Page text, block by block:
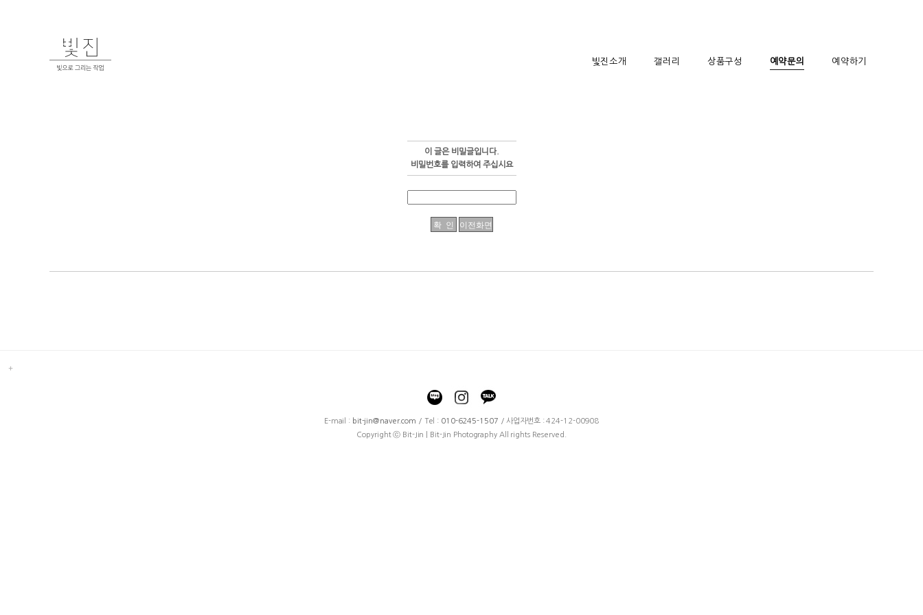
빛진소개 갤러리 상품구성 예약문의 예약하기
이 글은 비밀글입니다.
비밀번호를 입력하여 주십시요
E-mail : bit-jin@naver.com / Tel : 010-6245-1507 / 사업자번호 : 424-12-00908
Copyright ⓒ Bit-Jin | Bit-Jin Photography All rights Reserved.